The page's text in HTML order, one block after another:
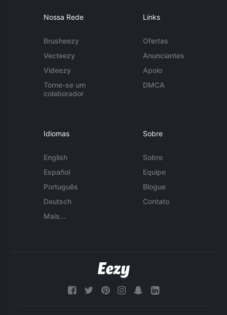
Nossa Rede
Brusheezy
Vecteezy
Videezy
Torne-se um
colaborador
Links
Ofertas
Anunciantes
Apoio
DMCA
Idiomas
English
Español
Português
Deutsch
Mais...
Sobre
Sobre
Equipe
Blogue
Contato